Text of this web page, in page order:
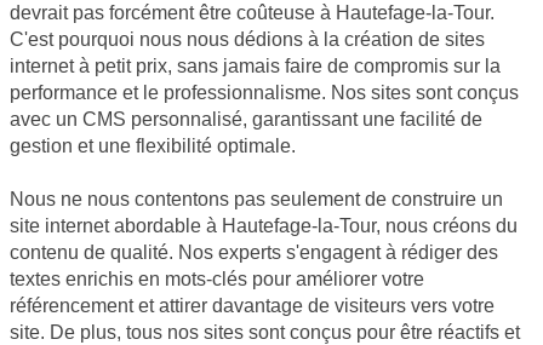
devrait pas forcément être coûteuse à Hautefage-la-Tour.
C'est pourquoi nous nous dédions à la création de sites
internet à petit prix, sans jamais faire de compromis sur la
performance et le professionnalisme. Nos sites sont conçus
avec un CMS personnalisé, garantissant une facilité de
gestion et une flexibilité optimale.
Nous ne nous contentons pas seulement de construire un
site internet abordable à Hautefage-la-Tour, nous créons du
contenu de qualité. Nos experts s'engagent à rédiger des
textes enrichis en mots-clés pour améliorer votre
référencement et attirer davantage de visiteurs vers votre
site. De plus, tous nos sites sont conçus pour être réactifs et